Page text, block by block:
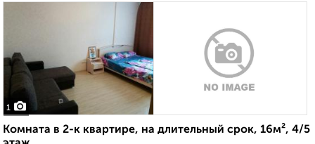
1
Комната в 2-к квартире, на длительный срок, 16м², 4/5